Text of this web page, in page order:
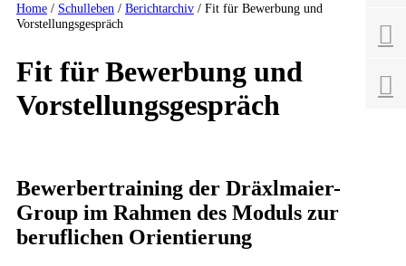
Home/ Schulleben / Berichtarchiv/ Fit für Bewerbung und
Vorstellungsgespräch
Fit für Bewerbung und
Vorstellungsgespräch
Bewerbertraining der Dräxlmaier-
Group im Rahmen des Moduls zur
beruflichen Orientierung

